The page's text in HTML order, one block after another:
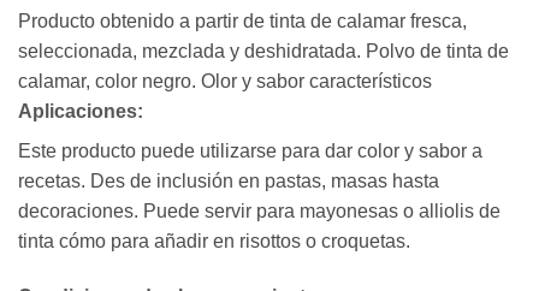
Producto obtenido a partir de tinta de calamar fresca,
seleccionada, mezclada y deshidratada. Polvo de tinta de
calamar, color negro. Olor y sabor característicos
Aplicaciones:
Este producto puede utilizarse para dar color y sabor a
recetas. Des de inclusión en pastas, masas hasta
decoraciones. Puede servir para mayonesas o alliolis de
tinta cómo para añadir en risottos o croquetas.